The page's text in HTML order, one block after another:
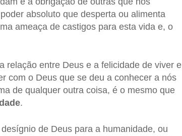
absoluto que desperta ou alimenta
ameaça de castigos para esta vida e, o
relação entre Deus e a felicidade de viver e
com o Deus que se deu a conhecer a nós
de qualquer outra coisa, é o mesmo que
.
de Deus para a humanidade, ou